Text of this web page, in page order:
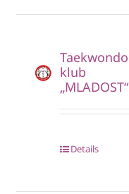
Taekwondo
klub
„MLADOST“
Details